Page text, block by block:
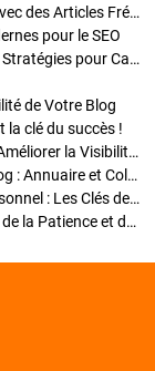
Stratégies de Publication : Boostez Votre Blog avec des Articles Fréquents et Exclusifs
pour le SEO
Enrichir Vos Articles avec des Contenus Riches : Stratégies pour Captiver et Optimiser
de Votre Blog
la clé du succès !
Optimisation SEO des Articles : Stratégies pour Améliorer la Visibilité de Votre Blog
Stratégies pour améliorer la visibilité de votre Blog : Annuaire et Collaborations
Pourquoi Investir dans un Nom de Domaine Personnel : Les Clés de la Réussite de Votre Blog
Comment Faire Émerger Votre Blog : Le Pouvoir de la Patience et de la Persévérance